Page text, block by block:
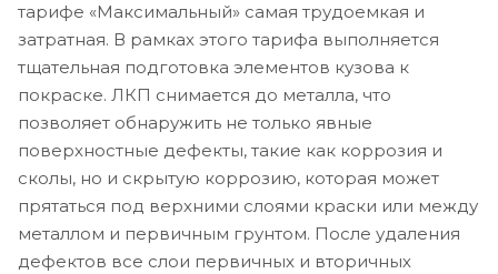
тарифе «Максимальный» самая трудоемкая и
затратная. В рамках этого тарифа выполняется
тщательная подготовка элементов кузова к
покраске. ЛКП снимается до металла, что
позволяет обнаружить не только явные
поверхностные дефекты, такие как коррозия и
сколы, но и скрытую коррозию, которая может
прятаться под верхними слоями краски или между
металлом и первичным грунтом. После удаления
дефектов все слои первичных и вторичных